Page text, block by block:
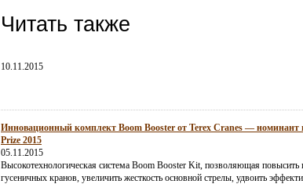
Читать также
10.11.2015
Инновационный комплект Boom Booster от Terex Cranes — номинант
Prize 2015
05.11.2015
Высокотехнологическая система Boom Booster Kit, позволяющая повысить
гусеничных кранов, увеличить жесткость основной стрелы, удвоить